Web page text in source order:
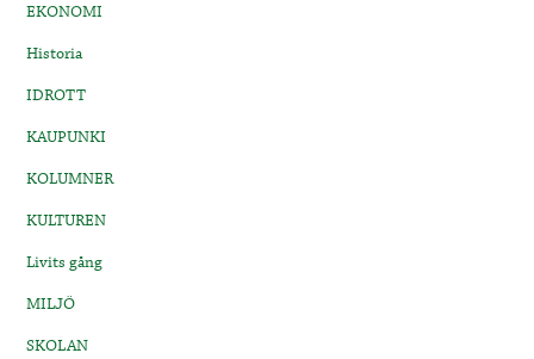
EKONOMI
Historia
IDROTT
KAUPUNKI
KOLUMNER
KULTUREN
Livits gång
MILJÖ
SKOLAN